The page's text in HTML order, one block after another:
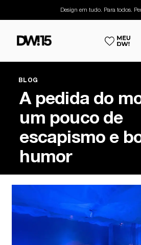
Design em tudo. Para todos.
BLOG
A pedida do
um pouco de
escapismo e
humor